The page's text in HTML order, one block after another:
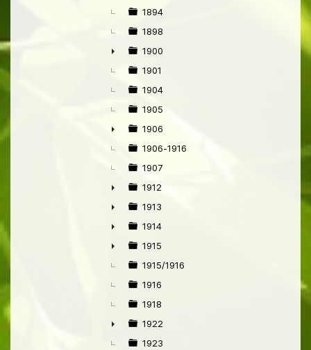
1894
1898
►
1900
1901
1904
1905
►
1906
1906-1916
1907
►
1912
►
1913
►
1914
►
1915
1915/1916
1916
1918
►
1922
1923